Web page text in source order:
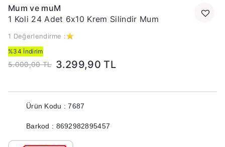
Mum ve muM
1 Koli 24 Adet 6x10 Krem Silindir Mum
1 Değerlendirme :
%34 İndirim
5.000,00 TL 3.299,90 TL
Ürün Kodu : 7687
Barkod : 8692982895457